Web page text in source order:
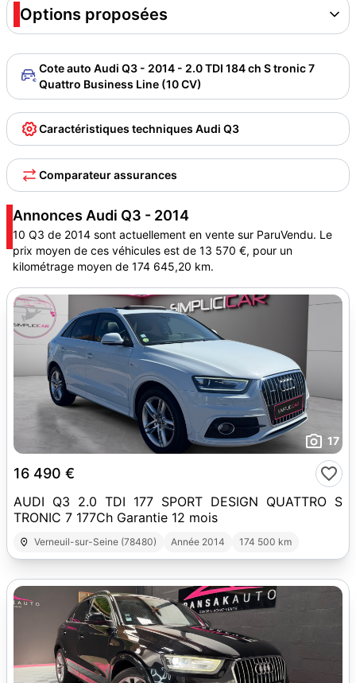
Options proposées
Cote auto Audi Q3 - 2014 - 2.0 TDI 184 ch S tronic 7
Quattro Business Line (10 CV)
Caractéristiques techniques Audi Q3
Comparateur assurances
Annonces Audi Q3 - 2014
10 Q3 de 2014 sont actuellement en vente sur ParuVendu. Le
prix moyen de ces véhicules est de 13 570 €, pour un
kilométrage moyen de 174 645,20 km.
17
16 490 €
AUDI Q3 2.0 TDI 177 SPORT DESIGN QUATTRO S
TRONIC 7 177Ch Garantie 12 mois
Verneuil-sur-Seine (78480) Année 2014 174 500 km